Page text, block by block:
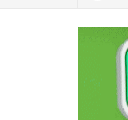
instaura